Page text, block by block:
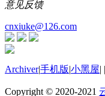
意见反馈
cnxiuke@126.com
Archiver|手机版|小黑屋| |
Copyright © 2020-2021